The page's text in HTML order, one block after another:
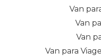
Van
Van
Van
Van para